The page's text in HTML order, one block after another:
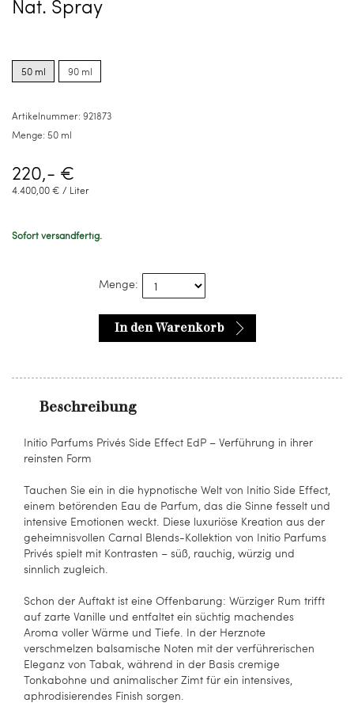
Nat. Spray
options
for50 ml
options
for90 ml
Artikelnummer: 921873
Menge: 50 ml
220,- €
4.400,00 € / Liter
Sofort versandfertig.
Menge:
In den Warenkorb
Beschreibung
Initio Parfums Privés Side Effect EdP – Verführung in ihrer
reinsten Form
Tauchen Sie ein in die hypnotische Welt von Initio Side Effect,
einem betörenden Eau de Parfum, das die Sinne fesselt und
intensive Emotionen weckt. Diese luxuriöse Kreation aus der
geheimnisvollen Carnal Blends-Kollektion von Initio Parfums
Privés spielt mit Kontrasten – süß, rauchig, würzig und
sinnlich zugleich.
Schon der Auftakt ist eine Offenbarung: Würziger Rum trifft
auf zarte Vanille und entfaltet ein süchtig machendes
Aroma voller Wärme und Tiefe. In der Herznote
verschmelzen balsamische Noten mit der verführerischen
Eleganz von Tabak, während in der Basis cremige
Tonkabohne und animalischer Zimt für ein intensives,
aphrodisierendes Finish sorgen.